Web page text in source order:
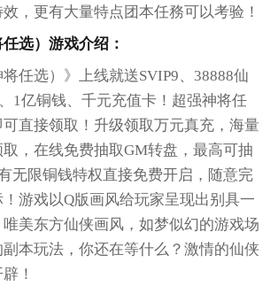
，更有大量特点团本任務可以考验！
选）游戏介绍：
将任选）》上线就送SVIP9、38888仙
1亿铜钱、千元充值卡！超强神将任
直接领取！升级领取万元真充，海量
，在线免费抽取GM转盘，最高可抽
无限铜钱特权直接免费开启，随意完
游戏以Q版画风给玩家呈现出别具一
美东方仙侠画风，如梦似幻的游戏场
本玩法，你还在等什么？激情的仙侠
！